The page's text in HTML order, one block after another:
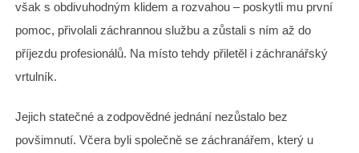
však s obdivuhodným klidem a rozvahou – poskytli mu první
pomoc, přivolali záchrannou službu a zůstali s ním až do
příjezdu profesionálů. Na místo tehdy přiletěl i záchranářský
vrtulník.
Jejich statečné a zodpovědné jednání nezůstalo bez
povšimnutí. Včera byli společně se záchranářem, který u